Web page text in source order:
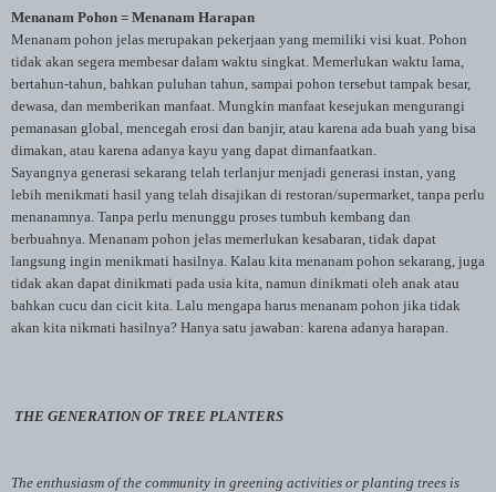
Menanam Pohon = Menanam Harapan
Menanam pohon jelas merupakan pekerjaan yang memiliki visi kuat. Pohon
tidak akan segera membesar dalam waktu singkat. Memerlukan waktu lama,
bertahun-tahun, bahkan puluhan tahun, sampai pohon tersebut tampak besar,
dewasa, dan memberikan manfaat. Mungkin manfaat kesejukan mengurangi
pemanasan global, mencegah erosi dan banjir, atau karena ada buah yang bisa
dimakan, atau karena adanya kayu yang dapat dimanfaatkan.
Sayangnya generasi sekarang telah terlanjur menjadi generasi instan, yang
lebih menikmati hasil yang telah disajikan di restoran/supermarket, tanpa perlu
menanamnya. Tanpa perlu menunggu proses tumbuh kembang dan
berbuahnya. Menanam pohon jelas memerlukan kesabaran, tidak dapat
langsung ingin menikmati hasilnya. Kalau kita menanam pohon sekarang, juga
tidak akan dapat dinikmati pada usia kita, namun dinikmati oleh anak atau
bahkan cucu dan cicit kita. Lalu mengapa harus menanam pohon jika tidak
akan kita nikmati hasilnya? Hanya satu jawaban: karena adanya harapan.
THE GENERATION OF TREE PLANTERS
The enthusiasm of the community in greening activities or planting trees is